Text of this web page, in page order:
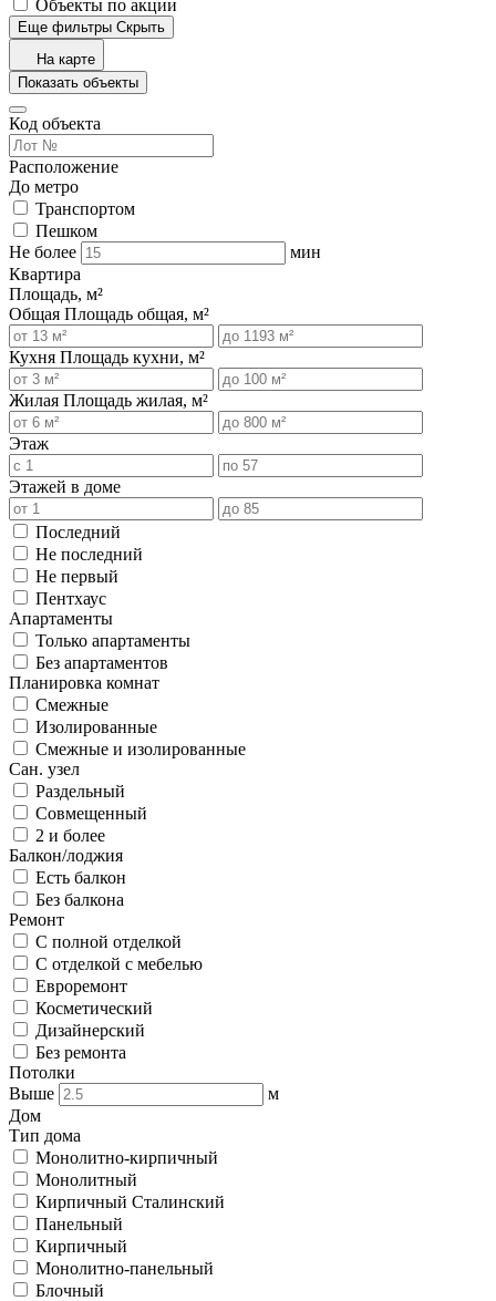
Объекты по акции
Еще фильтры Скрыть
На карте
Показать объекты
Код объекта
Расположение
До метро
Транспортом
Пешком
Не более
мин
Квартира
Площадь, м²
Общая Площадь общая, м²
Кухня Площадь кухни, м²
Жилая Площадь жилая, м²
Этаж
Этажей в доме
Последний
Не последний
Не первый
Пентхаус
Апартаменты
Только апартаменты
Без апартаментов
Планировка комнат
Смежные
Изолированные
Смежные и изолированные
Сан. узел
Раздельный
Совмещенный
2 и более
Балкон/лоджия
Есть балкон
Без балкона
Ремонт
С полной отделкой
С отделкой с мебелью
Евроремонт
Косметический
Дизайнерский
Без ремонта
Потолки
Выше
м
Дом
Тип дома
Монолитно-кирпичный
Монолитный
Кирпичный Сталинский
Панельный
Кирпичный
Монолитно-панельный
Блочный